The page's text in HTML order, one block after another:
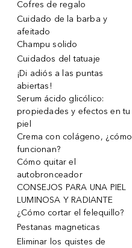
Cofres de regalo
Cuidado de la barba y
afeitado
Champu solido
Cuidados del tatuaje
¡Di adiós a las puntas
abiertas!
Serum ácido glicólico:
propiedades y efectos en tu
piel
Crema con colágeno, ¿cómo
funcionan?
Cómo quitar el
autobronceador
CONSEJOS PARA UNA PIEL
LUMINOSA Y RADIANTE
¿Cómo cortar el felequillo?
Pestanas magneticas
Eliminar los quistes de